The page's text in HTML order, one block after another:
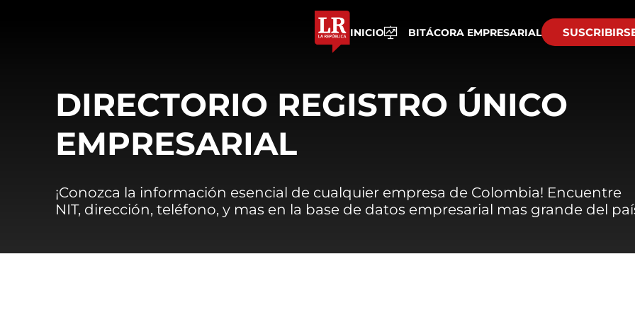
INICIO BITÁCORA EMPRESARIAL
DIRECTORIO REGISTRO ÚNICO
EMPRESARIAL
¡Conozca la información esencial de cualquier empresa de Colombia! Encuentre
NIT, dirección, teléfono, y mas en la base de datos empresarial mas grande del